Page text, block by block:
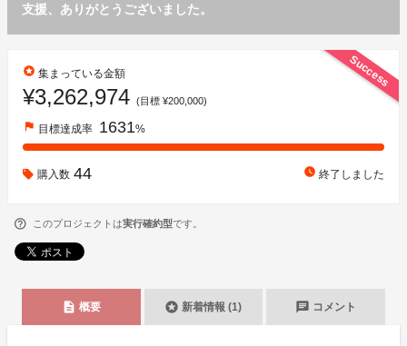
支援、ありがとうございました。
Success
stars 集まっている金額
¥3,262,974 (目標 ¥200,000)
flag 目標達成率 1631%
購入数 44 watch_later 終了しました
このプロジェクトは実行確約型です。
description 概要 stars 新着情報 (1) chat コメント